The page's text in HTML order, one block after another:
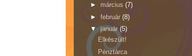
► március (7)
► február (8)
▼ január(5)
Elkészült!
Pénztárca